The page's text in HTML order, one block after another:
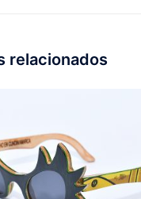
relacionados